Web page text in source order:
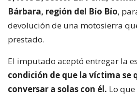
Bárbara, región del Bío Bío,
devolución de una motosierra
prestado.
El imputado aceptó entregar la
condición de que la víctima se
conversar a solas con él. Lo